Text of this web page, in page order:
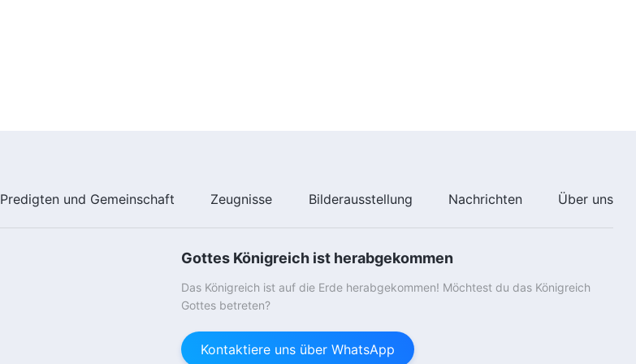
Predigten und Gemeinschaft Zeugnisse Bilderausstellung Nachrichten Über uns
Gottes Königreich ist herabgekommen
Das Königreich ist auf die Erde herabgekommen! Möchtest du das Königreich
Gottes betreten?
Kontaktiere uns über WhatsApp